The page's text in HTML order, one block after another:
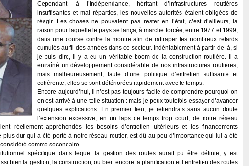
Cependant, à l’indépendance, héritant d’infrastructures routières
insuffisantes et mal réparties, les nouvelles autorités étaient obligées de
réagir. Les choses ne pouvaient pas rester en l’état, c’est d’ailleurs, la
raison pour laquelle le pays se lança, à marche forcée, entre 1977 et 1999,
dans une course contre la montre afin de rattraper les nombreux retards
cumulés au fil des années dans ce secteur. Indéniablement à partir de là, si
je puis dire, il y a eu un véritable boom de la construction routière. Il a
entraîné un développement considérable de nos infrastructures routières,
mais malheureusement, faute d’une politique d’entretien suffisante et
cohérente, elles se sont détériorées rapidement avec le temps.
Encore aujourd’hui, il n’est pas toujours facile de comprendre pourquoi on
en est arrivé à une telle situation : mais je peux toutefois essayer d’avancer
quelques explications. En premier lieu, je retiendrais sans aucun doute
l’extension excessive, en un laps de temps trop court, de notre réseau
réellement appréhendés les besoins d’entretien ultérieurs et les financements
dur qui a été porté à notre réseau routier, est dû au peu d’importance qui lui a été
comme secondaire.
spécifique dans lequel la gestion des routes aurait pu être définie, y est
bien la gestion, la construction, ou bien encore la planification et l’entretien des routes